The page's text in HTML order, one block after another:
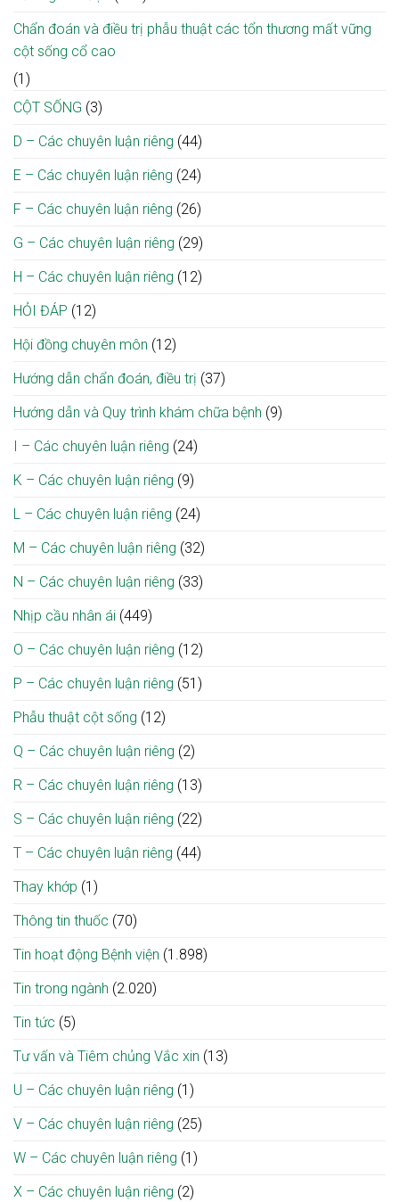
Chẩn đoán và điều trị phẫu thuật các tổn thương mất vững
cột sống cổ cao
(1)
CỘT SỐNG (3)
D – Các chuyên luận riêng (44)
E – Các chuyên luận riêng (24)
F – Các chuyên luận riêng (26)
G – Các chuyên luận riêng (29)
H – Các chuyên luận riêng (12)
HỎI ĐÁP (12)
Hội đồng chuyên môn (12)
Hướng dẫn chẩn đoán, điều trị (37)
Hướng dẫn và Quy trình khám chữa bệnh (9)
I – Các chuyên luận riêng (24)
K – Các chuyên luận riêng (9)
L – Các chuyên luận riêng (24)
M – Các chuyên luận riêng (32)
N – Các chuyên luận riêng (33)
Nhịp cầu nhân ái (449)
O – Các chuyên luận riêng (12)
P – Các chuyên luận riêng (51)
Phẫu thuật cột sống (12)
Q – Các chuyên luận riêng (2)
R – Các chuyên luận riêng (13)
S – Các chuyên luận riêng (22)
T – Các chuyên luận riêng (44)
Thay khớp (1)
Thông tin thuốc (70)
Tin hoạt động Bệnh viện (1.898)
Tin trong ngành (2.020)
Tin tức (5)
Tư vấn và Tiêm chủng Vắc xin (13)
U – Các chuyên luận riêng (1)
V – Các chuyên luận riêng (25)
W – Các chuyên luận riêng (1)
X – Các chuyên luận riêng (2)